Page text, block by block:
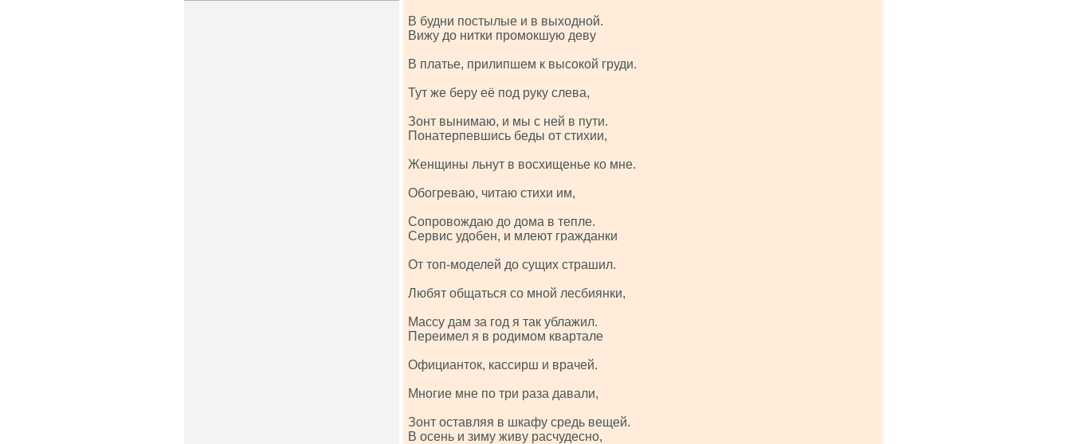
В будни постылые и в выходной.
Вижу до нитки промокшую деву
В платье, прилипшем к высокой груди.
Тут же беру её под руку слева,
Зонт вынимаю, и мы с ней в пути.
Понатерпевшись беды от стихии,
Женщины льнут в восхищенье ко мне.
Обогреваю, читаю стихи им,
Сопровождаю до дома в тепле.
Сервис удобен, и млеют гражданки
От топ-моделей до сущих страшил.
Любят общаться со мной лесбиянки,
Массу дам за год я так ублажил.
Переимел я в родимом квартале
Официанток, кассирш и врачей.
Многие мне по три раза давали,
Зонт оставляя в шкафу средь вещей.
В осень и зиму живу расчудесно,